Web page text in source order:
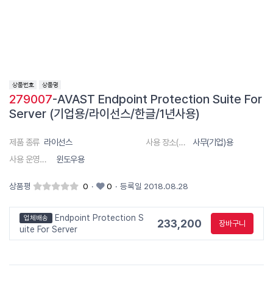
279007-AVAST Endpoint Protection Suite For
Server (기업용/라이선스/한글/1년사용)
제품 종류 라이선스 사용 장소(대상)
사무(기업)용
사용 운영체제
윈도우용
상품평 0 · 0 · 등록일 2018.08.28
업체배송
Endpoint Protection S
uite For Server
233,200 장바구니